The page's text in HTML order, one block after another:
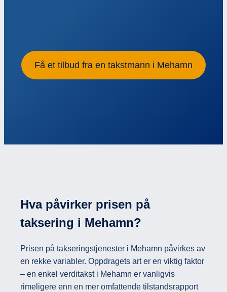
Få et tilbud fra en takstmann i Mehamn
Hva påvirker prisen på
taksering i Mehamn?
Prisen på takseringstjenester i Mehamn påvirkes av
en rekke variabler. Oppdragets art er en viktig faktor
– en enkel verditakst i Mehamn er vanligvis
rimeligere enn en mer omfattende tilstandsrapport